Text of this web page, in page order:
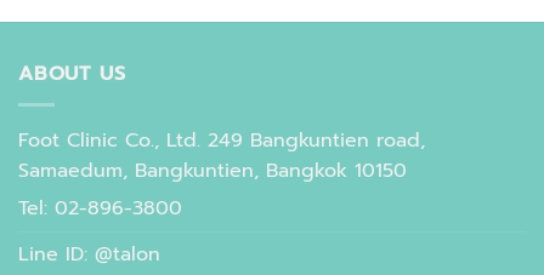
ABOUT US
Foot Clinic Co., Ltd. 249 Bangkuntien road,
Samaedum, Bangkuntien, Bangkok 10150
Tel: 02-896-3800
Line ID: @talon